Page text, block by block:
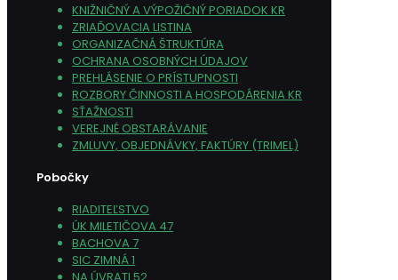
KNIŽNIČNÝ A VÝPOŽIČNÝ PORIADOK KR
ZRIAĎOVACIA LISTINA
ORGANIZAČNÁ ŠTRUKTÚRA
OCHRANA OSOBNÝCH ÚDAJOV
PREHLÁSENIE O PRÍSTUPNOSTI
ROZBORY ČINNOSTI A HOSPODÁRENIA KR
SŤAŽNOSTI
VEREJNÉ OBSTARÁVANIE
ZMLUVY, OBJEDNÁVKY, FAKTÚRY (TRIMEL)
Pobočky
RIADITEĽSTVO
ÚK MILETIČOVA 47
BACHOVA 7
SIC ZIMNÁ 1